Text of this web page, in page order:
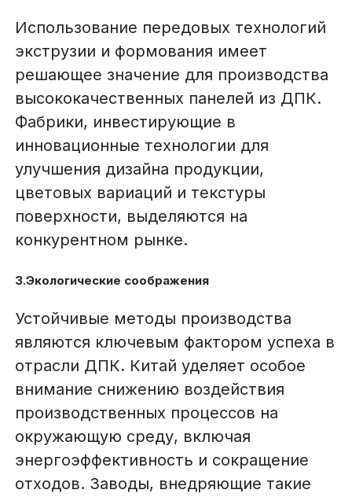
Использование передовых технологий
экструзии и формования имеет
решающее значение для производства
высококачественных панелей из ДПК.
Фабрики, инвестирующие в
инновационные технологии для
улучшения дизайна продукции,
цветовых вариаций и текстуры
поверхности, выделяются на
конкурентном рынке.
3.Экологические соображения
Устойчивые методы производства
являются ключевым фактором успеха в
отрасли ДПК. Китай уделяет особое
внимание снижению воздействия
производственных процессов на
окружающую среду, включая
энергоэффективность и сокращение
отходов. Заводы, внедряющие такие